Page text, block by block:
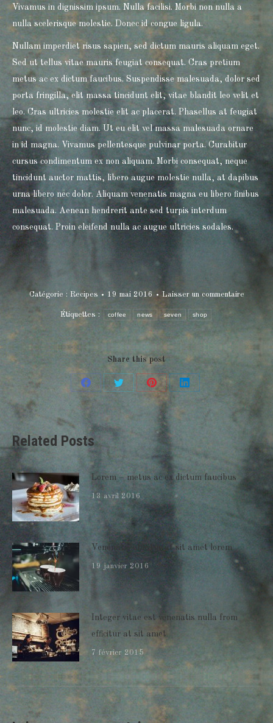
Vivamus in dignissim ipsum. Nulla facilisi. Morbi non nulla a
nulla scelerisque molestie. Donec id congue ligula.
Nullam imperdiet risus sapien, sed dictum mauris aliquam eget.
Sed ut tellus vitae mauris feugiat consequat. Cras pretium
metus ac ex dictum faucibus. Suspendisse malesuada, dolor sed
porta fringilla, elit massa tincidunt elit, vitae blandit leo velit et
leo. Cras ultricies molestie elit ac placerat. Phasellus at feugiat
nunc, id molestie diam. Ut eu elit vel massa malesuada ornare
in id magna. Vivamus pellentesque pulvinar porta. Curabitur
cursus condimentum ex non aliquam. Morbi consequat, neque
tincidunt auctor mattis, libero augue molestie nulla, at dapibus
urna libero nec dolor. Aliquam venenatis magna eu libero finibus
malesuada. Aenean hendrerit ante sed turpis interdum
consequat. Proin eleifend nulla ac augue ultricies sodales.
Catégorie : Recipes 19 mai 2016 Laisser un commentaire
Étiquettes : coffee news seven shop
Share this post
Partager
sur
Facebook
Partager
sur
X
Partager
sur
Pinterest
Partager
sur
Related Posts
Lorem – metus ac ex dictum faucibus
13 avril 2016
Venenatis efficitur at sit amet lorem
19 janvier 2016
Integer vitae est venenatis nulla from
efficitur at sit amet
7 février 2015